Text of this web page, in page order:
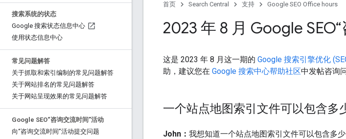
搜索系统的状态
Google 搜索状态信息中心
使用状态信息中心
常见问题解答
关于抓取和索引编制的常见问题解答
关于网站排名的常见问题解答
关于网站呈现效果的常见问题解答
Google SEO“咨询交流时间”活动
向“咨询交流时间”活动提交问题
首页 Search Central 支持 Google SEO Office hours
2023 年 8 月 Google
这是 2023 年 8 月这一期的 Google 搜索引擎优化
助，建议您在 Google 搜索中心帮助社区中发帖咨询
一个站点地图索引文件可以包含多
John： 我想知道一个站点地图索引文件可以包含多